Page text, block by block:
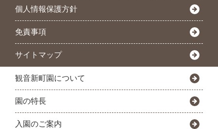
個人情報保護方針
免責事項
サイトマップ
観音新町園について
園の特長
入園のご案内